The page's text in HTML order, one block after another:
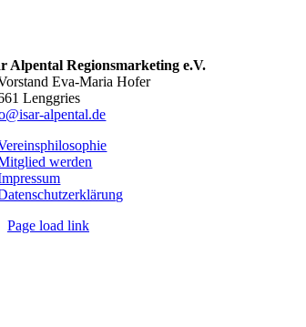
Alpental Regionsmarketing e.V.
Eva-Maria Hofer
Lenggries
alpental.de
werden
Page load link